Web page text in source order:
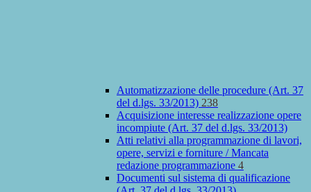
Automatizzazione delle procedure (Art. 37
del d.lgs. 33/2013) 238
Acquisizione interesse realizzazione opere
incompiute (Art. 37 del d.lgs. 33/2013)
Atti relativi alla programmazione di lavori,
opere, servizi e forniture / Mancata
redazione programmazione 4
Documenti sul sistema di qualificazione